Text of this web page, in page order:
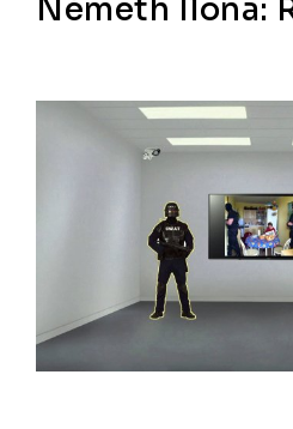
Németh Ilona: